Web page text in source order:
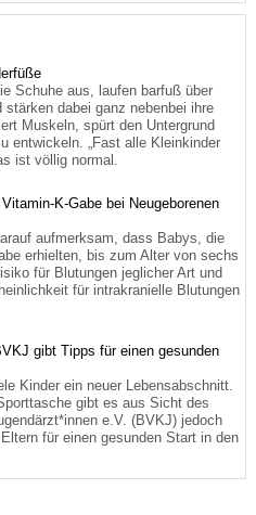
Schuhe aus, laufen barfuß über
dabei ganz nebenbei ihre
Muskeln, spürt den Untergrund
entwickeln. „Fast alle Kleinkinder
ist völlig normal.
K-Gabe bei Neugeborenen
aufmerksam, dass Babys, die
erhielten, bis zum Alter von sechs
für Blutungen jeglicher Art und
für intrakranielle Blutungen
gibt Tipps für einen gesunden
Kinder ein neuer Lebensabschnitt.
gibt es aus Sicht des
e.V. (BVKJ) jedoch
für einen gesunden Start in den